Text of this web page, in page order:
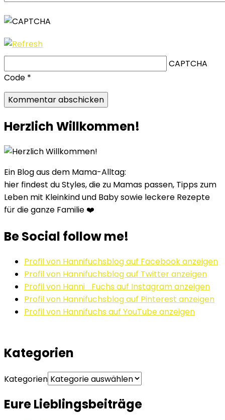
CAPTCHA
Code *
Herzlich Willkommen!
Ein Blog aus dem Mama-Alltag:
hier findest du Styles, die zu Mamas passen, Tipps zum
Leben mit Kleinkind und Baby sowie leckere Rezepte
für die ganze Familie ❤️
Be Social follow me!
Profil von Hannifuchsblog auf Facebook anzeigen
Profil von Hannifuchsblog auf Twitter anzeigen
Profil von Hanni_Fuchs auf Instagram anzeigen
Profil von Hannifuchsblog auf Pinterest anzeigen
Profil von Hannifuchs auf YouTube anzeigen
Kategorien
Kategorien
Eure Lieblingsbeiträge